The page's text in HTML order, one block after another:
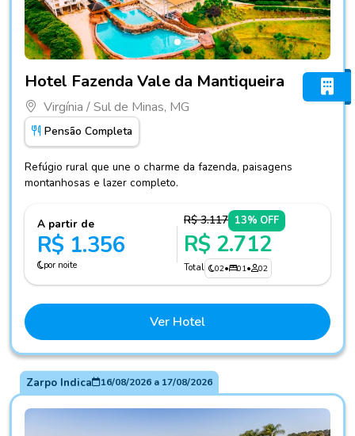
Hotel Fazenda Vale da Mantiqueira
Virgínia / Sul de Minas, MG
Pensão Completa
Refúgio rural que une o charme da fazenda, paisagens
montanhosas e lazer completo.
A partir de
R$ 1.356
por noite
R$ 3.117 13% OFF
R$ 2.712
Total 02• 01• 02
Ver Hotel
Zarpo Indica 16/08/2026a 17/08/2026